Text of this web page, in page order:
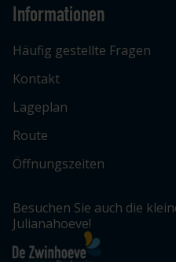
Informationen
Häufig gestellte Fragen
Kontakt
Lageplan
Route
Öffnungszeiten
Besuchen Sie auch die
Julianahoeve!